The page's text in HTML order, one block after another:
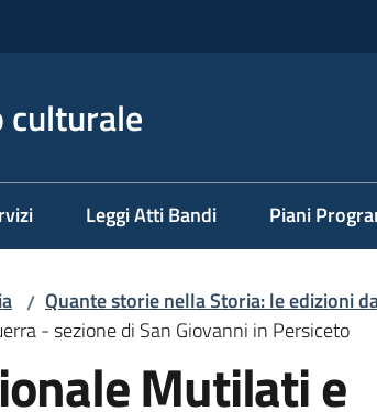
Leggi Atti Bandi Piani
/ Quante storie nella Storia: le edizioni
- sezione di San Giovanni in Persiceto
Mutilati e